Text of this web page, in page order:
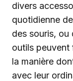
divers
quotidienne
des souris, ou
outils peuvent
la manière
avec leur